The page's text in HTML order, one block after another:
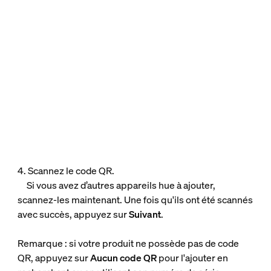
4. Scannez le code QR.
Si vous avez d’autres appareils hue à ajouter,
scannez-les maintenant. Une fois qu'ils ont été scannés
avec succès, appuyez surSuivant.
Remarque : si votre produit ne possède pas de code
QR, appuyez surAucun code QRpour l'ajouter en